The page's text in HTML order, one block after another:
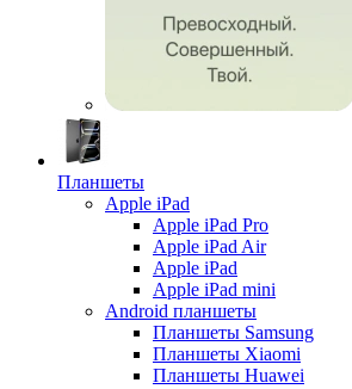
Планшеты
Apple iPad
Apple iPad Pro
Apple iPad Air
Apple iPad
Apple iPad mini
Android планшеты
Планшеты Samsung
Планшеты Xiaomi
Планшеты Huawei